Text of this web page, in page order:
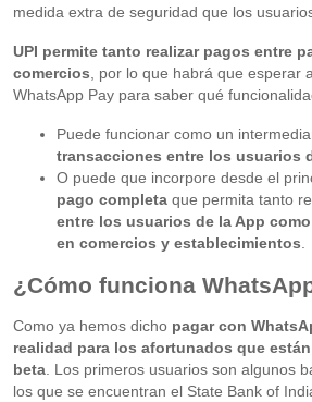
medida extra de seguridad que los
UPI permite tanto realizar pagos entre
comercios, por lo que habrá que esperar
WhatsApp Pay para saber qué
Puede funcionar como un
transacciones entre los usuarios
O puede que incorpore desde el
pago completaque permita tanto
entre los usuarios de la App
en comercios y establecimientos.
¿Cómo funciona
Como ya hemos dicho pagar con
realidad para los afortunados que
beta. Los primeros usuarios son algunos
los que se encuentran el State Bank of